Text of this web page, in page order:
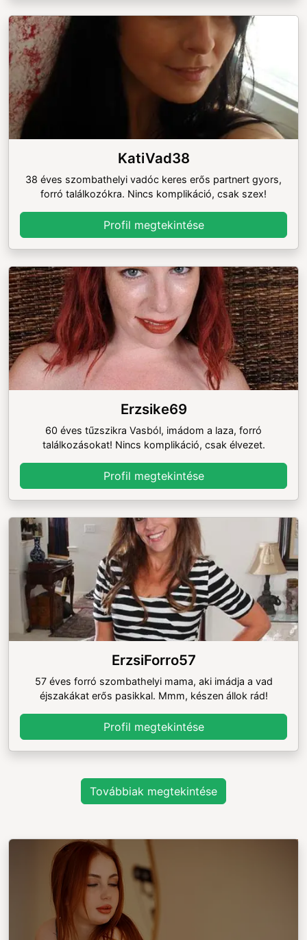
KatiVad38
38 éves szombathelyi vadóc keres erős partnert gyors,
forró találkozókra. Nincs komplikáció, csak szex!
Profil megtekintése
Erzsike69
60 éves tűzszikra Vasból, imádom a laza, forró
találkozásokat! Nincs komplikáció, csak élvezet.
Profil megtekintése
ErzsiForro57
57 éves forró szombathelyi mama, aki imádja a vad
éjszakákat erős pasikkal. Mmm, készen állok rád!
Profil megtekintése
Továbbiak megtekintése